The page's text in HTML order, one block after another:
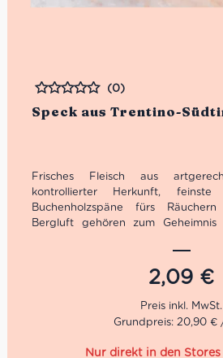
Speck aus Trentino-
Bewertet
(0)
Frisches Fleisch aus
kontrollierter Herkunft, feinste
Buchenholzspäne fürs
Bergluft gehören zum
Salumeria auf einem frischen
nach Hause nehmen und zum
2,09 €
Grundpreis: 20,90 €